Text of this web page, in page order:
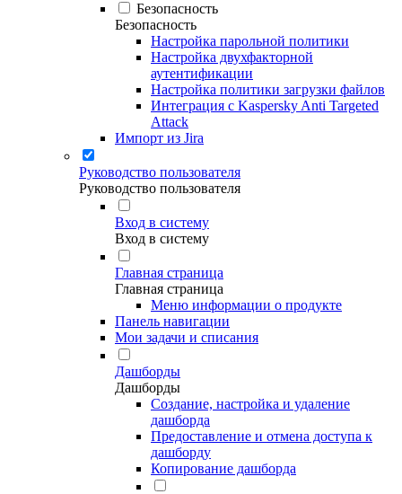
Безопасность
Безопасность
Настройка парольной политики
Настройка двухфакторной
аутентификации
Настройка политики загрузки файлов
Интеграция с Kaspersky Anti Targeted
Attack
Импорт из Jira
Руководство пользователя
Руководство пользователя
Вход в систему
Вход в систему
Главная страница
Главная страница
Меню информации о продукте
Панель навигации
Мои задачи и списания
Дашборды
Дашборды
Создание, настройка и удаление
дашборда
Предоставление и отмена доступа к
дашборду
Копирование дашборда